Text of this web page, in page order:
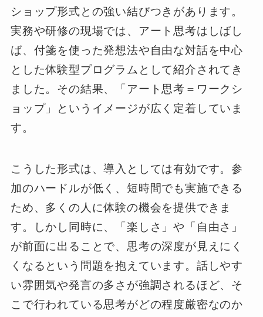
ショップ形式との強い結びつきがあります。
実務や研修の現場では、アート思考はしばし
ば、付箋を使った発想法や自由な対話を中心
とした体験型プログラムとして紹介されてき
ました。その結果、「アート思考＝ワークシ
ョップ」というイメージが広く定着していま
す。
こうした形式は、導入としては有効です。参
加のハードルが低く、短時間でも実施できる
ため、多くの人に体験の機会を提供できま
す。しかし同時に、「楽しさ」や「自由さ」
が前面に出ることで、思考の深度が見えにく
くなるという問題を抱えています。話しやす
い雰囲気や発言の多さが強調されるほど、そ
こで行われている思考がどの程度厳密なのか